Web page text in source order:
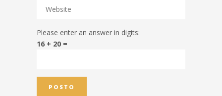
Please enter an answer in digits:
16 + 20 =